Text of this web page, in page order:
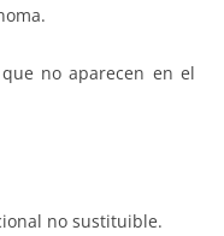
que no aparecen en el
no sustituible.